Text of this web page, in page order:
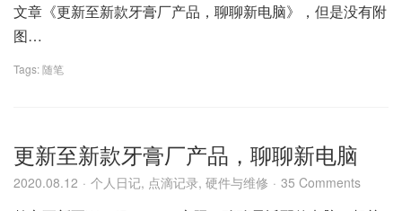
文章《更新至新款牙膏厂产品，聊聊新电脑》，但是没有附
图…
Tags:随笔
更新至新款牙膏厂产品，聊聊新电脑
2020.08.12 个人日记, 点滴记录, 硬件与维修 35 Comments